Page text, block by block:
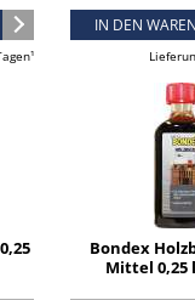
IN DEN
Bondex
Mittel 0,25